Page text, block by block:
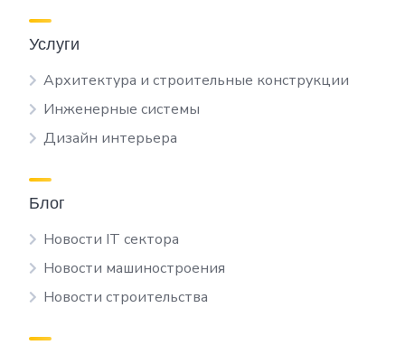
Услуги
Архитектура и строительные конструкции
Инженерные системы
Дизайн интерьера
Блог
Новости IT сектора
Новости машиностроения
Новости строительства